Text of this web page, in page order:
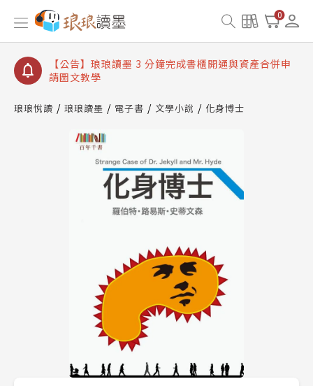
0
【公告】琅琅讀墨數位閱讀資產合併與書櫃開通申請
【公告】琅琅讀墨書櫃開通常見問題
【公告】琅琅讀墨 3 分鐘完成書櫃開通與資產合併申
請圖文教學
查詢
琅琅悅讀 琅琅讀墨 電子書 文學小說 化身博士